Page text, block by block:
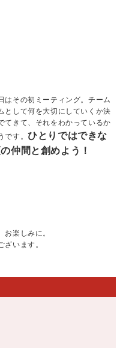
はその初ミーティング。チーム
として何を大切にしていくか決
てきて、それをわかっているか
です。 ひとりではできな
仲間と創めよう！
お楽しみに。
ざいます。